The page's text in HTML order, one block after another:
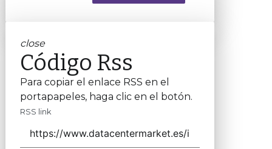
close
Código Rss
Para copiar el enlace RSS en el
portapapeles, haga clic en el botón.
RSS link